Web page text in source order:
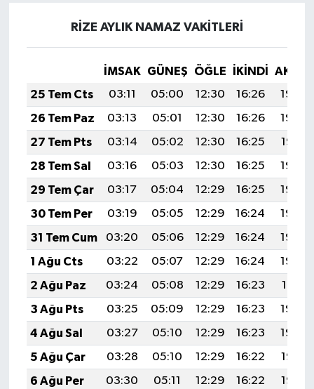
RİZE AYLIK NAMAZ VAKITLERI
İMSAK GÜNEŞ ÖĞLE İKINDI
25 Tem Cts
03:11 05:00 12:30 16:26
19:49
26 Tem Paz
03:13 05:01 12:30 16:26
19:48
27 Tem Pts
03:14 05:02 12:30 16:25
19:47
28 Tem Sal
03:16 05:03 12:30 16:25
19:46
29 Tem Çar
03:17 05:04 12:29 16:25
19:45
30 Tem Per
03:19 05:05 12:29 16:24
19:44
31 Tem Cum
03:20 05:06 12:29 16:24
19:43
1 Ağu Cts
03:22 05:07 12:29 16:24
19:42
2 Ağu Paz
03:24 05:08 12:29 16:23
19:41
3 Ağu Pts
03:25 05:09 12:29 16:23
19:40
4 Ağu Sal
03:27 05:10 12:29 16:23
19:39
5 Ağu Çar
03:28 05:10 12:29 16:22
19:38
6 Ağu Per
03:30 05:11 12:29 16:22
19:36